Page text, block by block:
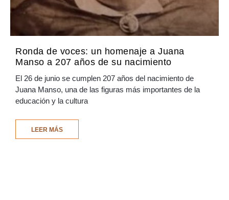
Ronda de voces: un homenaje a Juana
Manso a 207 años de su nacimiento
El 26 de junio se cumplen 207 años del nacimiento de
Juana Manso, una de las figuras más importantes de la
educación y la cultura
LEER MÁS